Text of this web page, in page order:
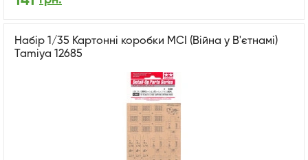
Набір 1/35 Картонні коробки MCI (Війна у В'єтнамі)
Tamiya 12685